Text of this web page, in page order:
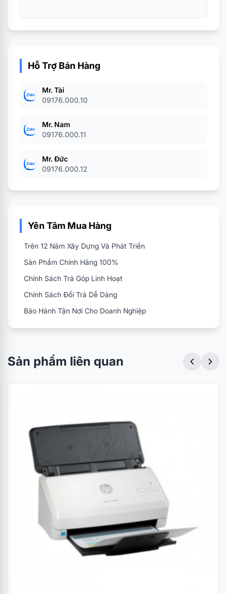
Hỗ Trợ Bán Hàng
Mr. Tài
09176.000.10
Mr. Nam
09176.000.11
Mr. Đức
09176.000.12
Yên Tâm Mua Hàng
Trên 12 Năm Xây Dựng Và Phát Triển
Sản Phẩm Chính Hãng 100%
Chính Sách Trả Góp Linh Hoạt
Chính Sách Đổi Trả Dễ Dàng
Bảo Hành Tận Nơi Cho Doanh Nghiệp
Sản phẩm liên quan